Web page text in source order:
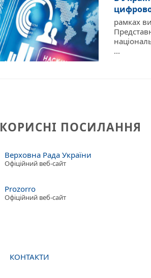
рамках
...
КОРИСНІ ПОСИЛАННЯ
Верховна Рада України
Офіційний веб-сайт
Prozorro
Офіційний веб-сайт
КОНТАКТИ